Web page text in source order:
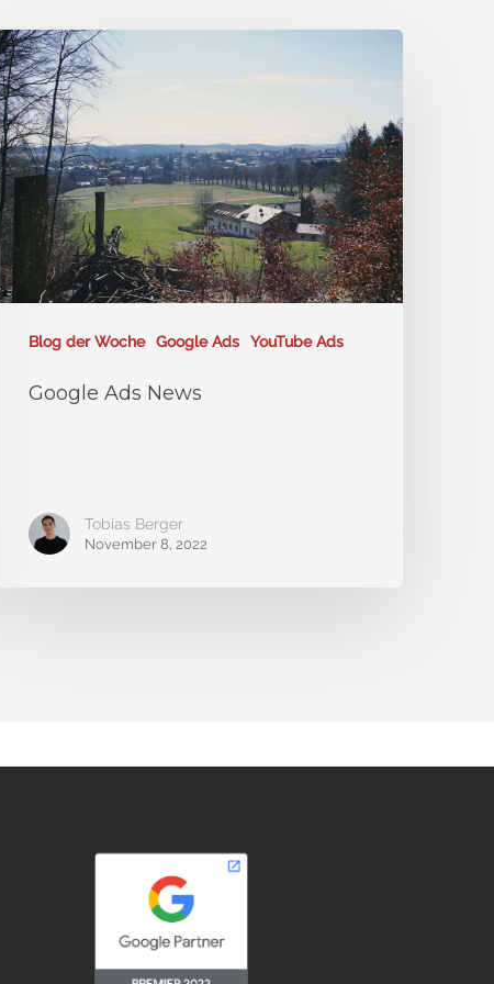
Blog der Woche Google Ads YouTube Ads
Google Ads News
Tobias Berger
November 8, 2022